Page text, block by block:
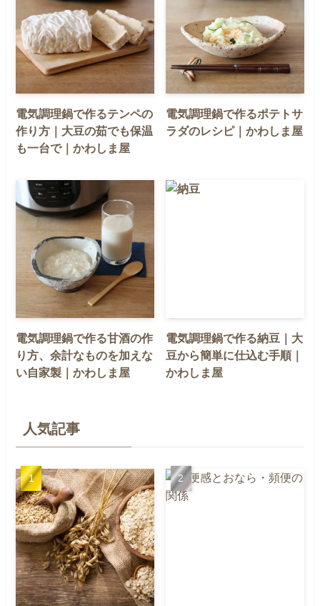
電気調理鍋で作るテンペの
作り方｜大豆の茹でも保温
も一台で｜かわしま屋
電気調理鍋で作るポテトサ
ラダのレシピ｜かわしま屋
電気調理鍋で作る甘酒の作
り方、余計なものを加えな
い自家製｜かわしま屋
電気調理鍋で作る納豆｜大
豆から簡単に仕込む手順｜
かわしま屋
人気記事